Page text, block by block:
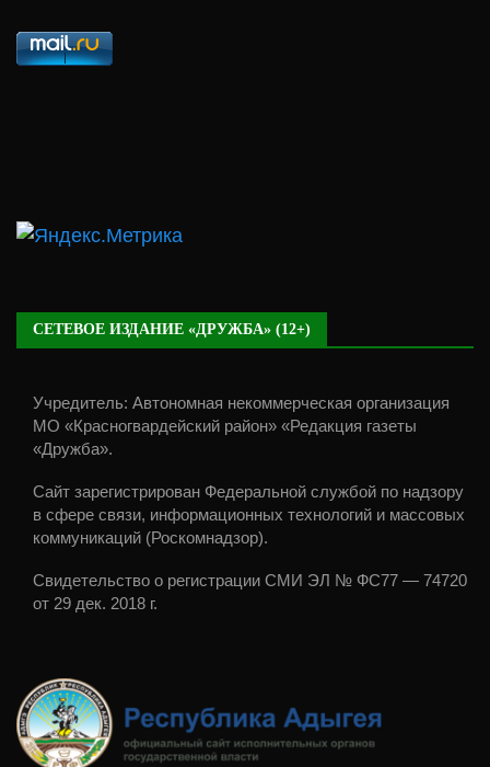
СЕТЕВОЕ ИЗДАНИЕ «ДРУЖБА» (12+)
Учредитель: Автономная некоммерческая организация
МО «Красногвардейский район» «Редакция газеты
«Дружба».
Сайт зарегистрирован Федеральной службой по надзору
в сфере связи, информационных технологий и массовых
коммуникаций (Роскомнадзор).
Свидетельство о регистрации СМИ ЭЛ № ФС77 — 74720
от 29 дек. 2018 г.